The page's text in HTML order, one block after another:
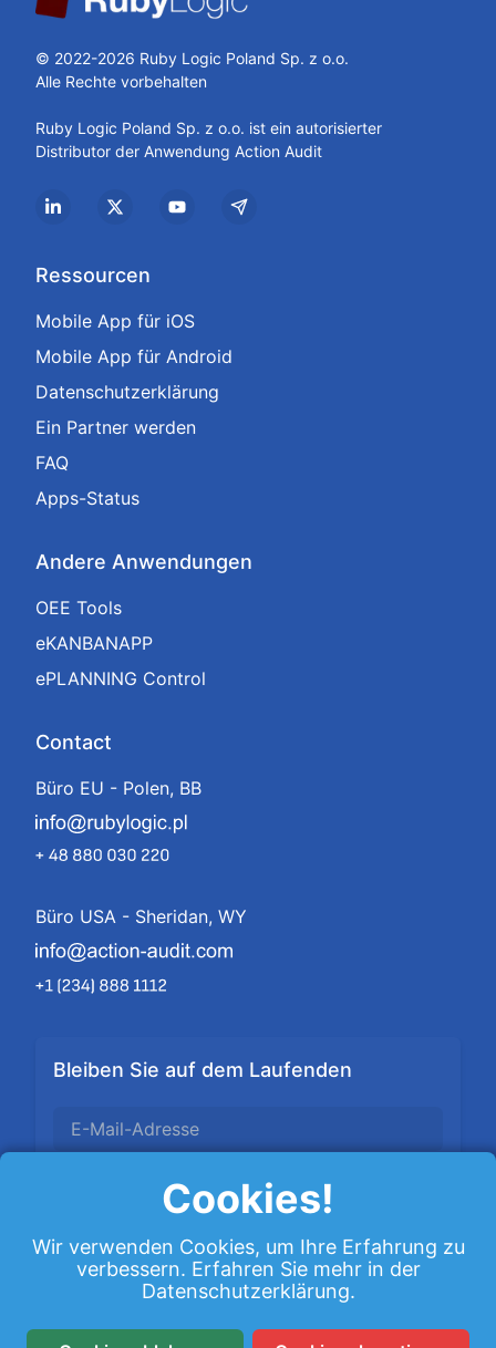
© 2022-2026 Ruby Logic Poland Sp. z o.o.
Alle Rechte vorbehalten
Ruby Logic Poland Sp. z o.o. ist ein autorisierter
Distributor der Anwendung Action Audit
LinkedInX (Twitter)YouTubeCapterra
Ressourcen
Mobile App für iOS
Mobile App für Android
Datenschutzerklärung
Ein Partner werden
FAQ
Apps-Status
Andere Anwendungen
OEE Tools
eKANBANAPP
ePLANNING Control
Contact
Büro EU - Polen, BB
Büro USA - Sheridan, WY
Bleiben Sie auf dem Laufenden
Subscribe
Ich akzeptiere dieDatenschutzerklärung
Cookies!
Wir verwenden Cookies, um Ihre Erfahrung zu
verbessern. Erfahren Sie mehr in der
Datenschutzerklärung.